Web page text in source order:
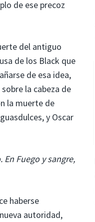
de ese precoz
del antiguo
de los Black que
de esa idea,
la cabeza de
la muerte de
y Oscar
Fuego y sangre,
haberse
autoridad,